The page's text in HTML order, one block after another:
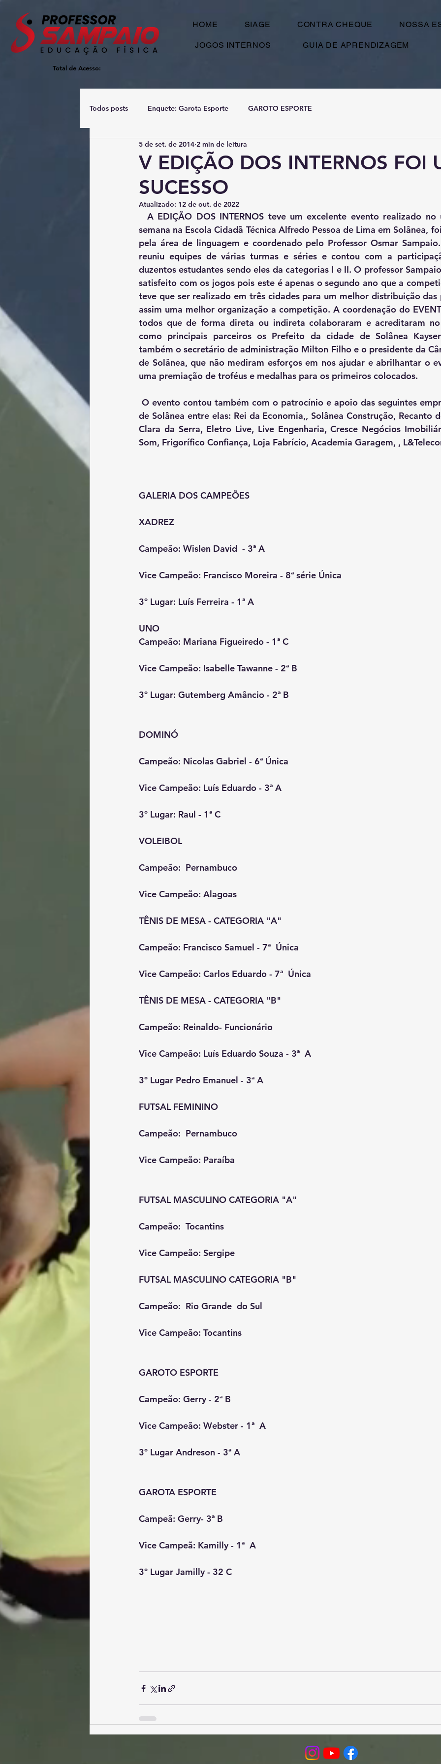
HOME SIAGE CONTRA CHEQUE NOSSA
JOGOS INTERNOS GUIA DE APRENDIZAGEM
Total de Acesso:
Todos posts Enquete: Garota Esporte GAROTO ESPORTE
V EDIÇÃO DOS INTERNOS FOI
SUCESSO
5 de set. de 2014 2 min de leitura
Atualizado: 12 de out. de 2022
semana na Escola Cidadã Técnica Alfredo Pessoa de Lima em Solânea,
pela área de linguagem e coordenado pelo Professor Osmar
reuniu equipes de várias turmas e séries e contou com a
duzentos estudantes sendo eles da categorias I e II. O professor
satisfeito com os jogos pois este é apenas o segundo ano que a
teve que ser realizado em três cidades para um melhor distribuição
assim uma melhor organização a competição. A coordenação do
todos que de forma direta ou indireta colaboraram e acreditaram
como principais parceiros os Prefeito da cidade de Solânea
também o secretário de administração Milton Filho e o presidente da
de Solânea, que não mediram esforços em nos ajudar e abrilhantar o
uma premiação de troféus e medalhas para os primeiros colocados.
de Solânea entre elas: Rei da Economia,, Solânea Construção, Recanto
Clara da Serra, Eletro Live, Live Engenharia, Cresce Negócios
Som, Frigorífico Confiança, Loja Fabrício, Academia Garagem, ,
GALERIA DOS CAMPEÕES
Campeão: Wislen David  - 3ª A
Vice Campeão: Francisco Moreira - 8ª série Única
3º Lugar: Luís Ferreira - 1ª A
UNO
Campeão: Mariana Figueiredo - 1ª C
Vice Campeão: Isabelle Tawanne - 2ª B
3º Lugar: Gutemberg Amâncio - 2ª B
DOMINÓ
Campeão: Nicolas Gabriel - 6ª Única
Vice Campeão: Luís Eduardo - 3ª A
3º Lugar: Raul - 1ª C
VOLEIBOL
Campeão:  Pernambuco
Vice Campeão: Alagoas
TÊNIS DE MESA - CATEGORIA "A"
Campeão: Francisco Samuel - 7ª  Única
Vice Campeão: Carlos Eduardo - 7ª  Única
TÊNIS DE MESA - CATEGORIA "B"
Campeão: Reinaldo- Funcionário
Vice Campeão: Luís Eduardo Souza - 3ª  A
3º Lugar Pedro Emanuel - 3ª A
FUTSAL FEMININO
Campeão:  Pernambuco
Vice Campeão: Paraíba
FUTSAL MASCULINO CATEGORIA "A"
Campeão:  Tocantins
Vice Campeão: Sergipe
FUTSAL MASCULINO CATEGORIA "B"
Campeão:  Rio Grande  do Sul
Vice Campeão: Tocantins
GAROTO ESPORTE
Campeão: Gerry - 2ª B
Vice Campeão: Webster - 1ª  A
3º Lugar Andreson - 3ª A
GAROTA ESPORTE
Campeã: Gerry- 3ª B
Vice Campeã: Kamilly - 1ª  A
3º Lugar Jamilly - 32 C